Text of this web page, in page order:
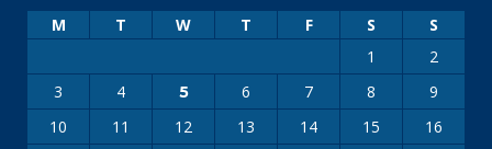
M
T W T F S
S
1
2
3
4 5 6 7 8
9
10
11 12 13 14 15
16